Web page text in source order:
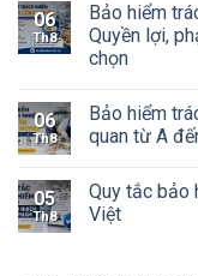
06
Th8
Bảo hiểm
Quyền lợi,
chọn
06
Th8
Bảo hiểm
quan từ A
05
Th8
Quy tắc bảo
Việt